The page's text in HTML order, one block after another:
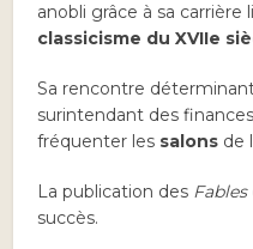
anobli grâce à sa carrière
classicisme du XVIIe
Sa rencontre
surintendant des
fréquenter les salons de
La publication des Fables
succès.